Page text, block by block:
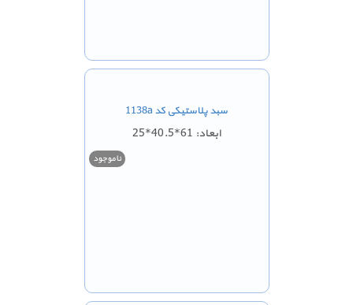
سبد پلاستیکی کد 1138a
ابعاد: 61*40.5*25
ناموجود